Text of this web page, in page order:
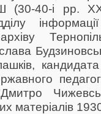
(30-40-і рр.
кандидата
матеріалів